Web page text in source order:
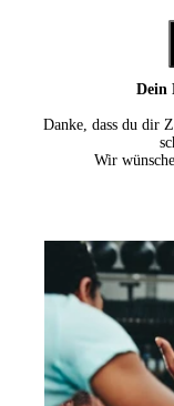
Dein
Danke, dass du dir
Wir